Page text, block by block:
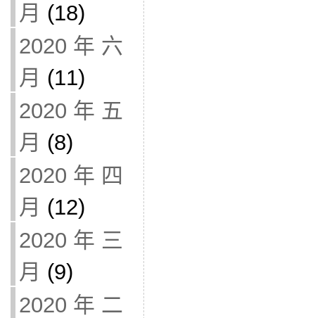
月 (18)
2020 年 六
月 (11)
2020 年 五
月 (8)
2020 年 四
月 (12)
2020 年 三
月 (9)
2020 年 二